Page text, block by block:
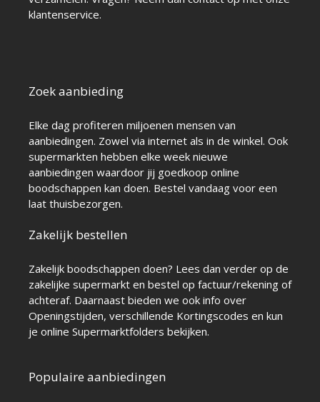
klantenservice.
Zoek aanbieding
Elke dag profiteren miljoenen mensen van
aanbiedingen. Zowel via internet als in de winkel. Ook
supermarkten hebben elke week nieuwe
aanbiedingen waardoor jij goedkoop online
boodschappen kan doen. Bestel vandaag voor een
laat thuisbezorgen.
Zakelijk bestellen
Zakelijk boodschappen doen? Lees dan verder op de
zakelijke supermarkt en bestel op factuur/rekening of
achteraf. Daarnaast bieden we ook info over
Openingstijden, verschillende Kortingscodes en kun
je online Supermarktfolders bekijken.
Populaire aanbiedingen